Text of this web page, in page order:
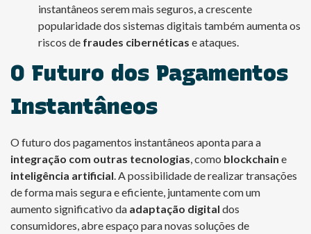
instantâneos serem mais seguros, a crescente
popularidade dos sistemas digitais também aumenta os
riscos de fraudes cibernéticas e ataques.
O Futuro dos Pagamentos
Instantâneos
O futuro dos pagamentos instantâneos aponta para a
integração com outras tecnologias, como blockchain e
inteligência artificial. A possibilidade de realizar transações
de forma mais segura e eficiente, juntamente com um
aumento significativo da adaptação digital dos
consumidores, abre espaço para novas soluções de